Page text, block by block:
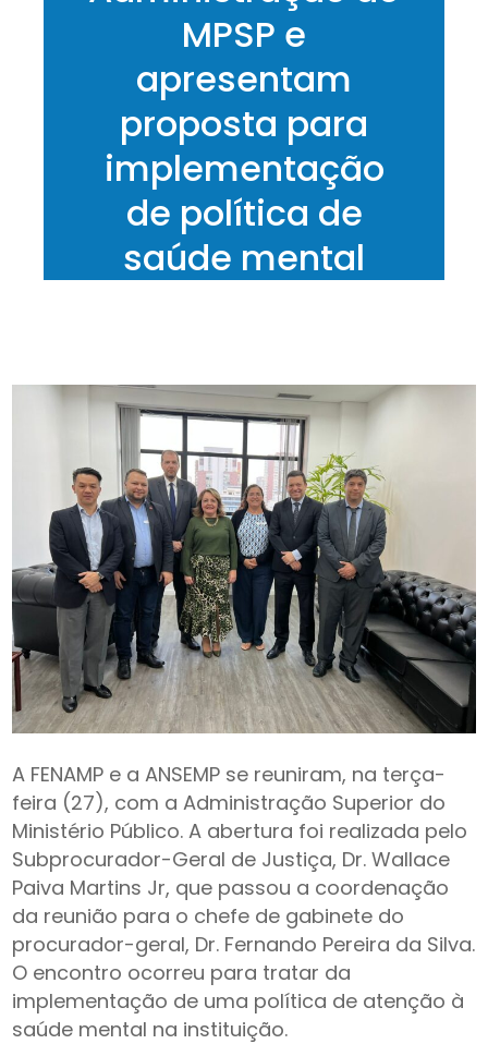
MPSP e
apresentam
proposta para
implementação
de política de
saúde mental
A FENAMP e a ANSEMP se reuniram, na terça-
feira (27), com a Administração Superior do
Ministério Público. A abertura foi realizada pelo
Subprocurador-Geral de Justiça, Dr. Wallace
Paiva Martins Jr, que passou a coordenação
da reunião para o chefe de gabinete do
procurador-geral, Dr. Fernando Pereira da Silva.
O encontro ocorreu para tratar da
implementação de uma política de atenção à
saúde mental na instituição.